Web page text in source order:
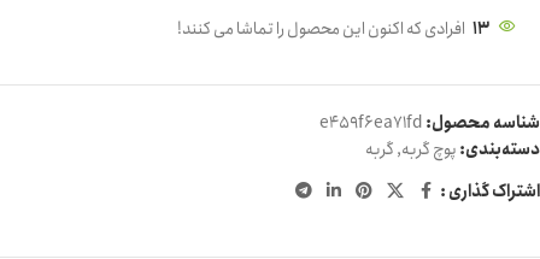
13 افرادی که اکنون این محصول را تماشا می کنند!
شناسه محصول:e459f6ea71fd
دسته‌بندی:پوچ گربه,گربه
اشتراک گذاری :